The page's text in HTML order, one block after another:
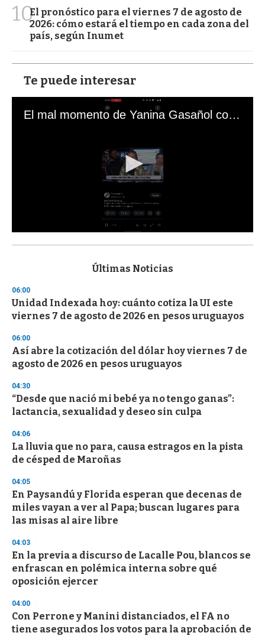
10El pronóstico para el viernes 7 de agosto de
2026: cómo estará el tiempo en cada zona del
país, según Inumet
Te puede interesar
El mal momento de Yanina Gasañol con un hincha argentino en "Subrayado"
s
d
s
o
f
3
s
c
n
d
s
Últimas Noticias
06:00
Unidad Indexada hoy: cuánto cotiza la UI este
viernes 7 de agosto de 2026 en pesos uruguayos
06:00
Así abre la cotización del dólar hoy viernes 7 de
agosto de 2026 en pesos uruguayos
04:30
“Desde que nació mi bebé ya no tengo ganas”:
lactancia, sexualidad y deseo sin culpa
04:06
La lluvia que no para, causa estragos en la pista
de césped de Maroñas
04:05
En Paysandú y Florida esperan que decenas de
miles vayan a ver al Papa; buscan lugares para
las misas al aire libre
04:03
En la previa a discurso de Lacalle Pou, blancos se
enfrascan en polémica interna sobre qué
oposición ejercer
04:00
Con Perrone y Manini distanciados, el FA no
tiene asegurados los votos para la aprobación de